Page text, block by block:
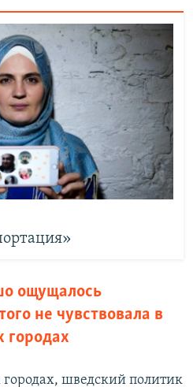
ощущалось
не чувствовала в
городах
шведский политик